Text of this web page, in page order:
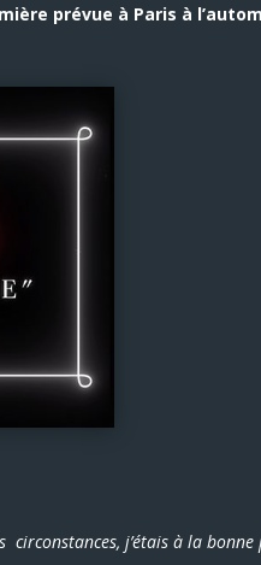
prévue à Paris à
j’étais à la